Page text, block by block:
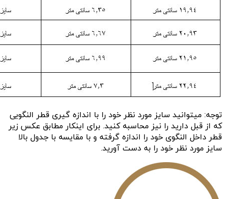
توجه: میتوانید سایز مورد نظر خود را با اندازه گیری قطر النگویی
که از قبل دارید را نیز محاسبه کنید. برای اینکار مطابق عکس زیر
قطر داخل النگوی خود را اندازه گرفته و با مقایسه با جدول بالا
سایز مورد نظر خود را به دست آورید.